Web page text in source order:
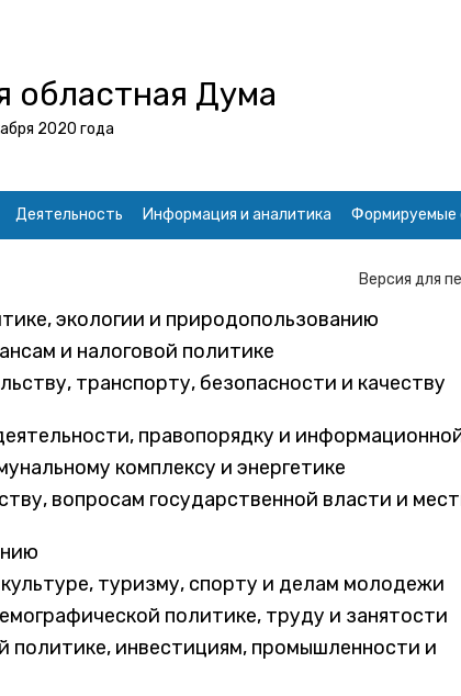
областная Дума
2020 года
Деятельность Информация и аналитика Формируемые
Версия для
экологии и природопользованию
и налоговой политике
транспорту, безопасности и качеству
правопорядку и
комплексу и энергетике
вопросам государственной власти и
туризму, спорту и делам молодежи
политике, труду и занятости
политике, инвестициям, промышленности и